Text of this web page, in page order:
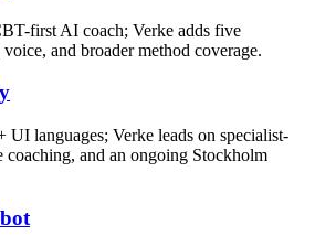
first AI coach; Verke adds five
voice, and broader method coverage.
UI languages; Verke leads on specialist-
coaching, and an ongoing Stockholm